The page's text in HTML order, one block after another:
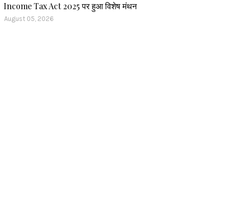
Income Tax Act 2025 पर हुआ विशेष मंथन
August 05, 2026